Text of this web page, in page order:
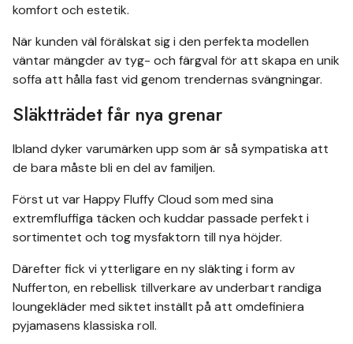
komfort och estetik.
När kunden väl förälskat sig i den perfekta modellen
väntar mängder av tyg- och färgval för att skapa en unik
soffa att hålla fast vid genom trendernas svängningar.
Släktträdet får nya grenar
Ibland dyker varumärken upp som är så sympatiska att
de bara måste bli en del av familjen.
Först ut var Happy Fluffy Cloud som med sina
extremfluffiga täcken och kuddar passade perfekt i
sortimentet och tog mysfaktorn till nya höjder.
Därefter fick vi ytterligare en ny släkting i form av
Nufferton, en rebellisk tillverkare av underbart randiga
loungekläder med siktet inställt på att omdefiniera
pyjamasens klassiska roll.